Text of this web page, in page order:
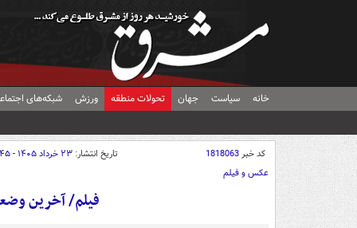
خانه سیاست جهان تحولات منطقه ورزش شبکه‌های
کد خبر1818063 تاریخ انتشار: ۲۳ خرداد ۱۴۰۵ - ۱۴:۴۵
عکس و فیلم
فیلم/ آخرین